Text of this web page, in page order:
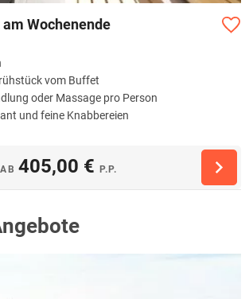
Wochenende
vom Buffet
oder Massage pro Person
und feine Knabbereien
AB 405,00 € P.P.